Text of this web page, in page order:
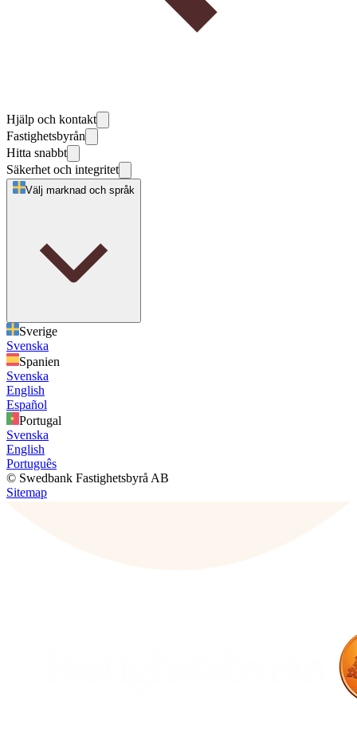
Hjälp och kontakt
Fastighetsbyrån
Hitta snabbt
Säkerhet och integritet
Välj marknad och språk
Sverige
Svenska
Spanien
Svenska
English
Español
Portugal
Svenska
English
Português
© Swedbank Fastighetsbyrå AB
Sitemap